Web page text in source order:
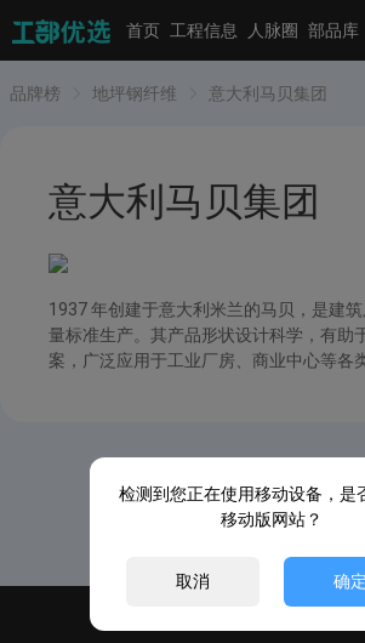
首页 工程信息 人脉圈 部品库
品牌榜 地坪钢纤维 意大利马贝集团
意大利马贝集团
1937 年创建于意大利米兰的马贝，是建
量标准生产。其产品形状设计科学，有助
案，广泛应用于工业厂房、商业中心等各
检测到您正在使用移动设备，是
移动版网站？
取消 确定